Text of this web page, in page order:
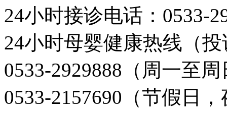
24小时接诊电话：0533-
24小时母婴健康热线（
0533-2929888（周一至
0533-2157690（节假日